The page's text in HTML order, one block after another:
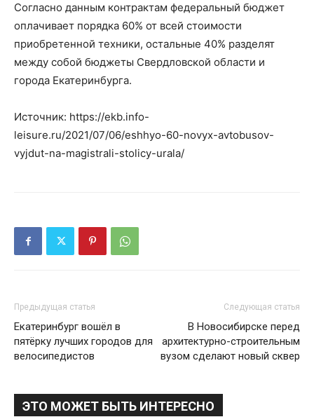
Согласно данным контрактам федеральный бюджет
оплачивает порядка 60% от всей стоимости
приобретенной техники, остальные 40% разделят
между собой бюджеты Свердловской области и
города Екатеринбурга.
Источник: https://ekb.info-
leisure.ru/2021/07/06/eshhyo-60-novyx-avtobusov-
vyjdut-na-magistrali-stolicy-urala/
Предыдущая статья
Екатеринбург вошёл в
пятёрку лучших городов для
велосипедистов
Следующая статья
В Новосибирске перед
архитектурно-строительным
вузом сделают новый сквер
ЭТО МОЖЕТ БЫТЬ ИНТЕРЕСНО